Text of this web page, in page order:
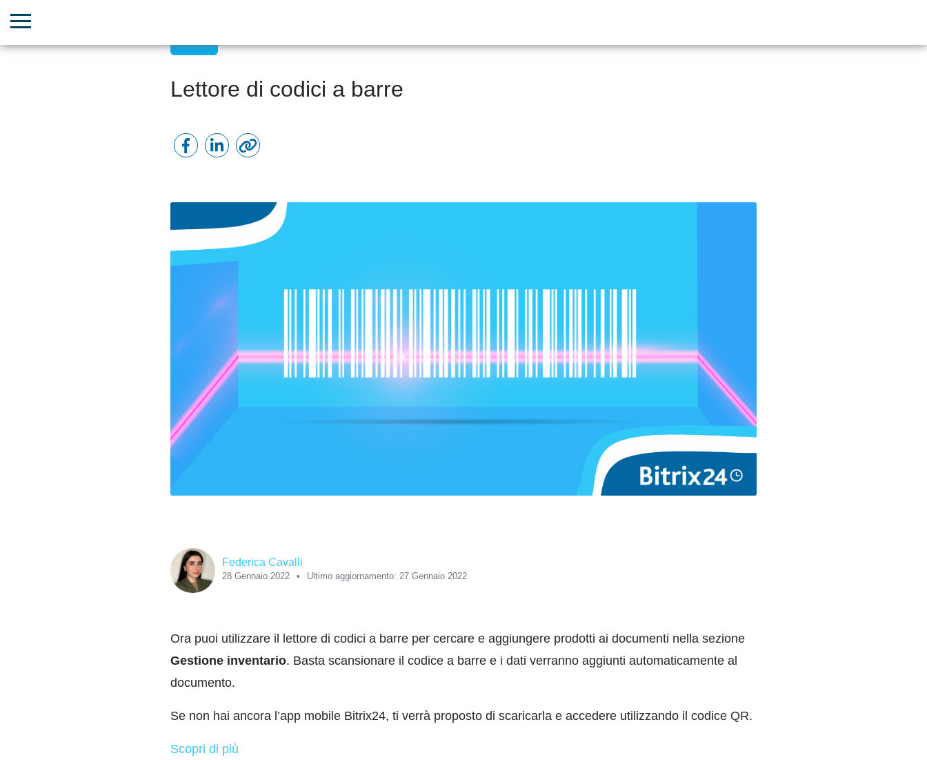
Lettore di codici a barre
Federica Cavalli
28 Gennaio 2022 Ultimo aggiornamento: 27 Gennaio 2022
Ora puoi utilizzare il lettore di codici a barre per cercare e aggiungere prodotti ai documenti nella sezione
Gestione inventario. Basta scansionare il codice a barre e i dati verranno aggiunti automaticamente al
documento.
Se non hai ancora l’app mobile Bitrix24, ti verrà proposto di scaricarla e accedere utilizzando il codice QR.
Scopri di più